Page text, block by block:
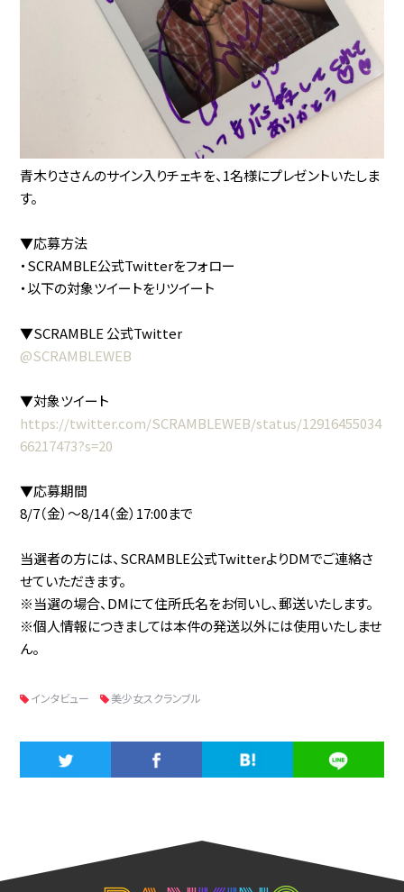
青木りささんのサイン入りチェキを、1名様にプレゼントいたしま
す。
▼応募方法
・SCRAMBLE公式Twitterをフォロー
・以下の対象ツイートをリツイート
▼SCRAMBLE 公式Twitter
@SCRAMBLEWEB
▼対象ツイート
https://twitter.com/SCRAMBLEWEB/status/12916455034
66217473?s=20
▼応募期間
8/7（金）〜8/14（金）17:00まで
当選者の方には、SCRAMBLE公式TwitterよりDMでご連絡さ
せていただきます。
※当選の場合、DMにて住所氏名をお伺いし、郵送いたします。
※個人情報につきましては本件の発送以外には使用いたしませ
ん。
インタビュー 美少女スクランブル